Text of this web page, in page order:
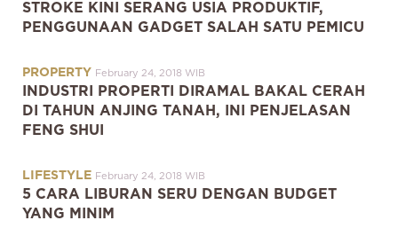
STROKE KINI SERANG USIA PRODUKTIF,
PENGGUNAAN GADGET SALAH SATU PEMICU
PROPERTY February 24, 2018 WIB
INDUSTRI PROPERTI DIRAMAL BAKAL CERAH
DI TAHUN ANJING TANAH, INI PENJELASAN
FENG SHUI
LIFESTYLE February 24, 2018 WIB
5 CARA LIBURAN SERU DENGAN BUDGET
YANG MINIM